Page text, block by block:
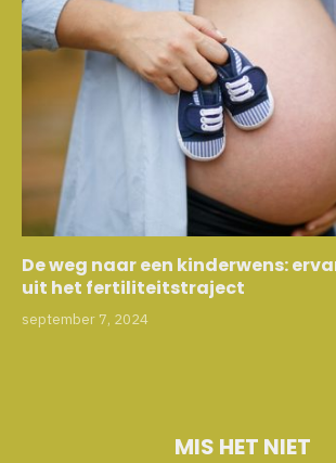
De weg naar een kinderwens:
uit het fertiliteitstraject
september 7, 2024
MIS HET NIET